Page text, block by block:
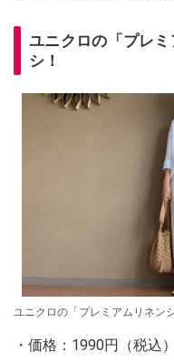
ユニクロの「プレ
シ！
ユニクロの「プレミアムリネンシ
・価格：1990円（税込